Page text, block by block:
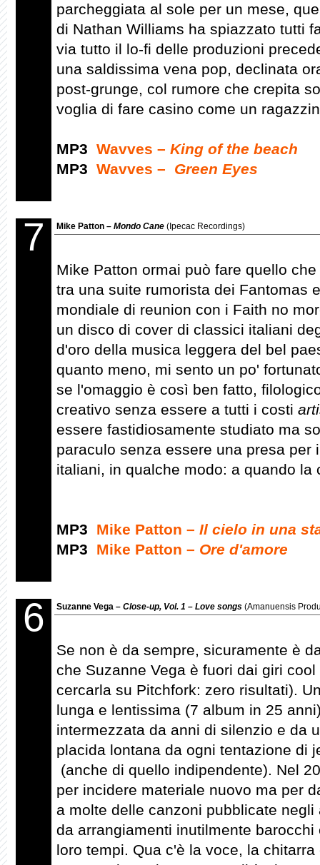
parcheggiata al sole per un mese,
di Nathan Williams ha spiazzato tutti
via tutto il lo-fi delle produzioni
una saldissima vena pop, declinata
post-grunge, col rumore che crepita
voglia di fare casino come un
MP3 Wavves – King of the beach
MP3 Wavves – Green Eyes
7 Mike Patton – Mondo Cane (Ipecac Recordings)
Mike Patton ormai può fare quello
tra una suite rumorista dei Fantomas
mondiale di reunion con i Faith no
un disco di cover di classici italiani
d'oro della musica leggera del bel
quanto meno, mi sento un po'
se l'omaggio è così ben fatto,
creativo senza essere a tutti i costi
essere fastidiosamente studiato ma
paraculo senza essere una presa per
italiani, in qualche modo: a quando la
MP3 Mike Patton – Il cielo in una
MP3
Mike Patton – Ore d'amore
6 Suzanne Vega – Close-up, Vol. 1 – Love songs (Amanuensis
Se non è da sempre, sicuramente è
che Suzanne Vega è fuori dai giri
cercarla su Pitchfork: zero risultati).
lunga e lentissima (7 album in 25
intermezzata da anni di silenzio e da
placida lontana da ogni tentazione di
(anche di quello indipendente). Nel
per incidere materiale nuovo ma per
a molte delle canzoni pubblicate
da arrangiamenti inutilmente
loro tempi. Qua c'è la voce, la